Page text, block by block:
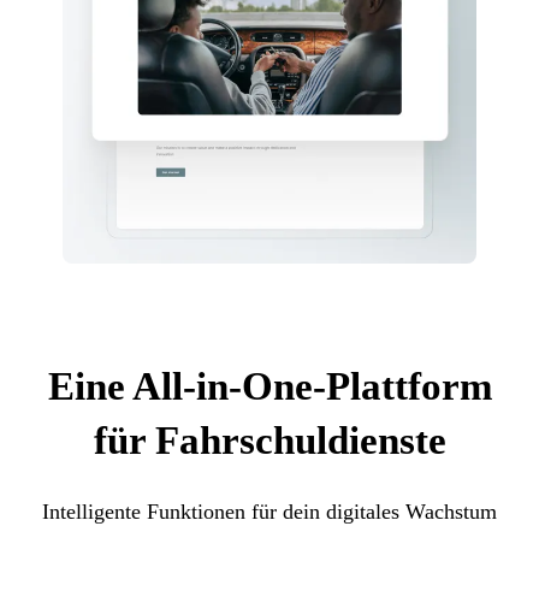
Eine All-in-One-Plattform
für Fahrschuldienste
Intelligente Funktionen für dein digitales Wachstum